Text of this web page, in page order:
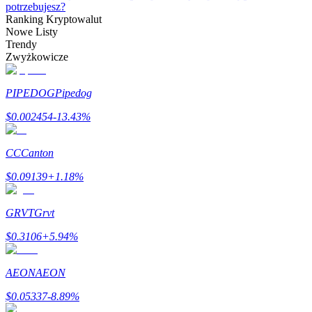
Bitrue
AI
Bitruści Partnerzy
potrzebujesz?
Ranking Kryptowalut
Nowe Listy
Trendy
Zwyżkowicze
PIPEDOGPipedog
$0.002454-13.43%
CCCanton
$0.09139+1.18%
GRVTGrvt
$0.3106+5.94%
AEONAEON
$0.05337-8.89%